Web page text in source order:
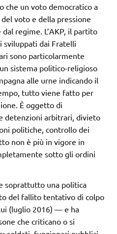
che un voto democratico a
voto e della pressione
regime. L’AKP, il partito
sviluppati dai Fratelli
sono particolarmente
sistema politico-religioso
alle urne indicando il
tutto viene fatto per
È oggetto di
detenzioni arbitrari, divieto
politiche, controllo dei
non è più in vigore in
sotto gli ordini
soprattutto una politica
del fallito tentativo di colpo
(luglio 2016) — e ha
che criticano o si